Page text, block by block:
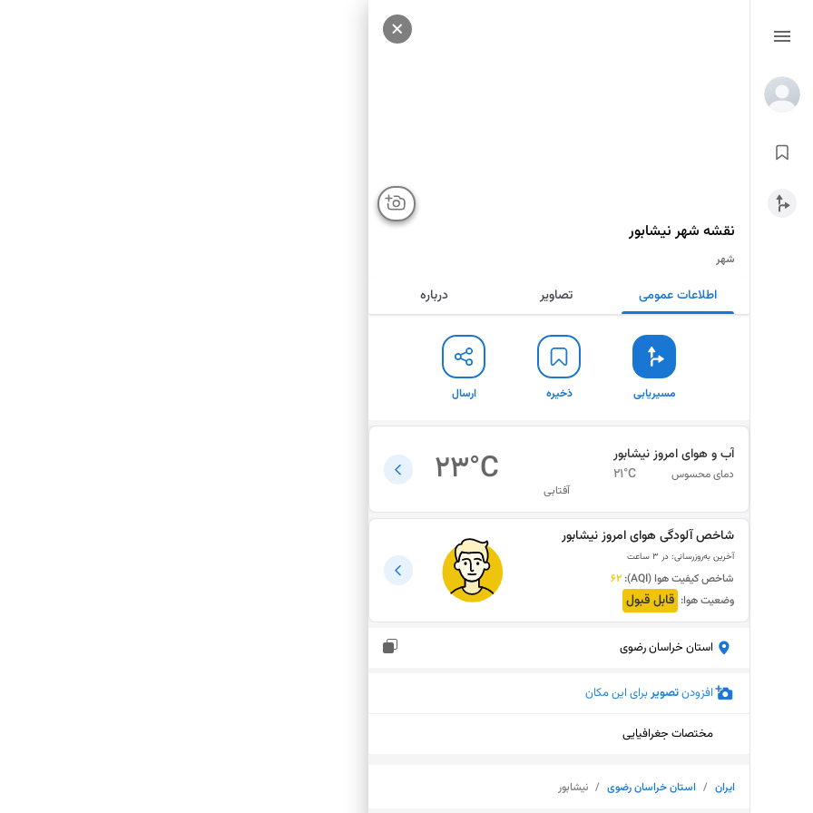
نقشه‌ شهر نیشابور
شهر
اطلاعات عمومی تصاویر درباره
مسیریابی ذخیره ارسال
آب و هوای امروزنیشابور
دمای محسوس 21°C
آفتابی 23°C
شاخص آلودگی هوای امروزنیشابور
آخرین به‌روزرسانی: در ۳ ساعت
شاخص کیفیت هوا (AQI):
62
وضعیت هوا: قابل قبول
استان خراسان رضوی
افزودنتصویربرای این مکان
مختصات جغرافیایی
ایران / استان خراسان رضوی / نیشابور